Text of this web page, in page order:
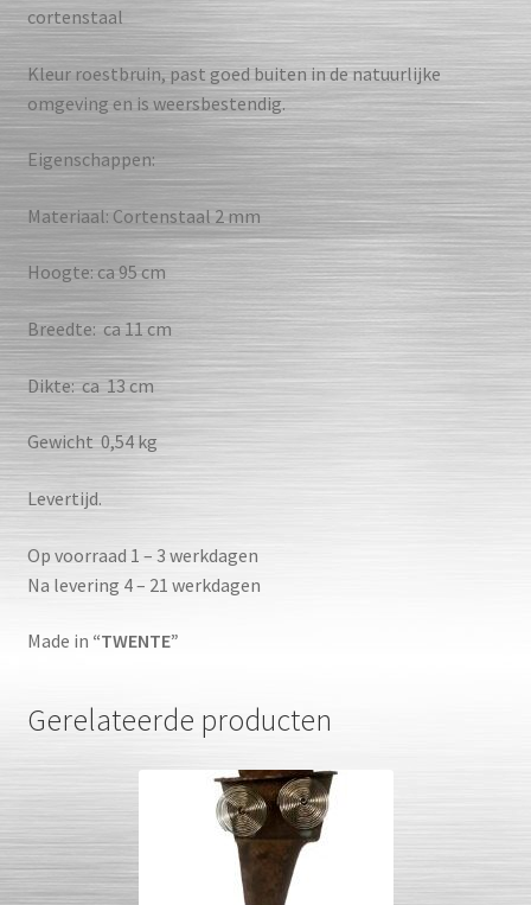
cortenstaal
Kleur roestbruin, past goed buiten in de natuurlijke
omgeving en is weersbestendig.
Eigenschappen:
Materiaal: Cortenstaal 2 mm
Hoogte: ca 95 cm
Breedte: ca 11 cm
Dikte: ca 13 cm
Gewicht 0,54 kg
Levertijd.
Op voorraad 1 – 3 werkdagen
Na levering 4 – 21 werkdagen
Made in “TWENTE”
Gerelateerde producten